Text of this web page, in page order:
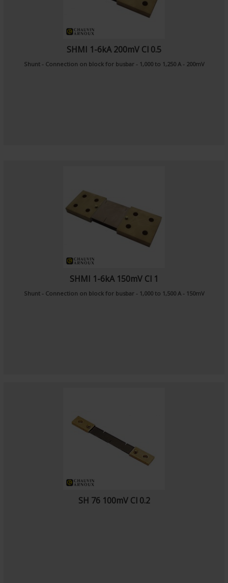
SHMI 1-6kA 200mV Cl 0.5
Shunt - Connection on block for busbar - 1,000 to 1,250 A - 200mV
SHMI 1-6kA 150mV Cl 1
Shunt - Connection on block for busbar - 1,000 to 1,500 A - 150mV
SH 76 100mV Cl 0.2